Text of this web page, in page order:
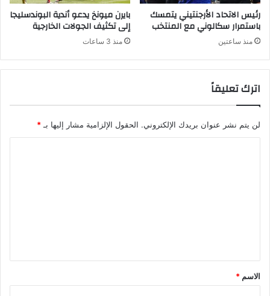
رئيس الاتحاد الأرجنتيني يتمسك
باستمرار سكالوني مع المنتخب
منذ ساعتين
بايرن ميونخ يدعو أندية البوندسليجا
إلى تكثيف الجولات الخارجية
منذ 3 ساعات
اترك تعليقاً
لن يتم نشر عنوان بريدك الإلكتروني. الحقول الإلزامية مشار إليها بـ *
*
الاسم *